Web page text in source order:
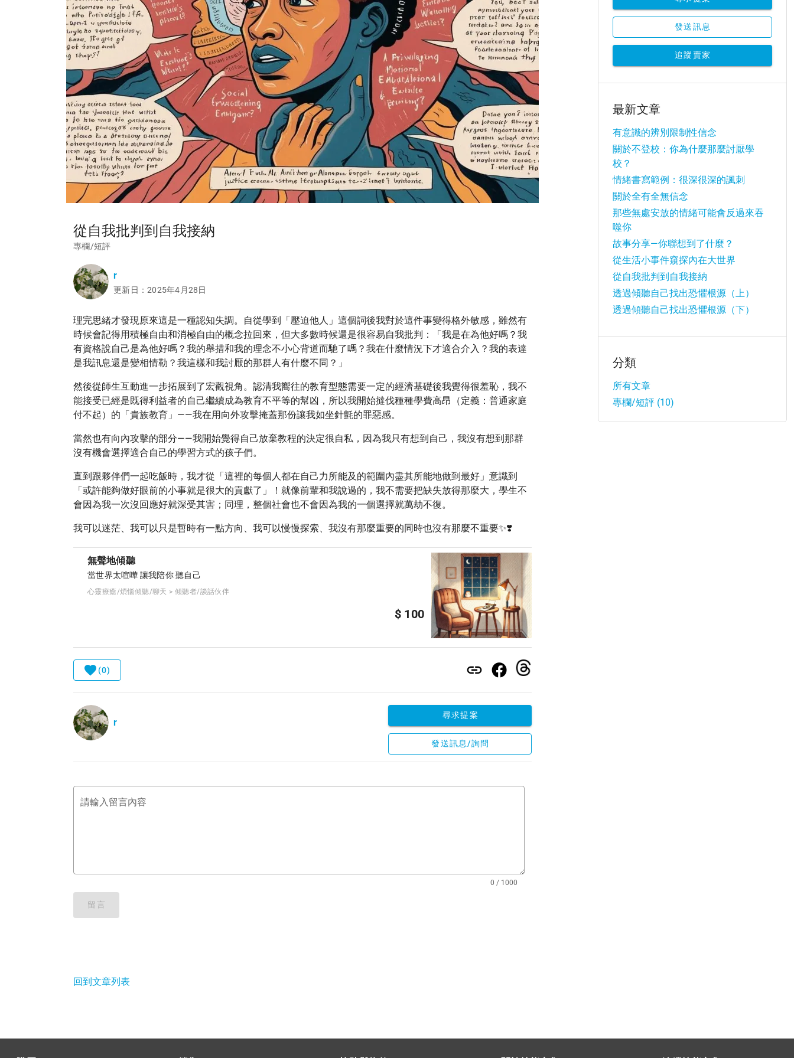
從自我批判到自我接納
專欄/短評
r
更新日：2025年4月28日
理完思緒才發現原來這是一種認知失調。自從學到「壓迫他人」這個詞後我對於這件事變得格外敏感，雖然有
時候會記得用積極自由和消極自由的概念拉回來，但大多數時候還是很容易自我批判：「我是在為他好嗎？我
有資格說自己是為他好嗎？我的舉措和我的理念不小心背道而馳了嗎？我在什麼情況下才適合介入？我的表達
是我訊息還是變相情勒？我這樣和我討厭的那群人有什麼不同？」
然後從師生互動進一步拓展到了宏觀視角。認清我嚮往的教育型態需要一定的經濟基礎後我覺得很羞恥，我不
能接受已經是既得利益者的自己繼續成為教育不平等的幫凶，所以我開始撻伐種種學費高昂（定義：普通家庭
付不起）的「貴族教育」——我在用向外攻擊掩蓋那份讓我如坐針氈的罪惡感。
當然也有向內攻擊的部分——我開始覺得自己放棄教程的決定很自私，因為我只有想到自己，我沒有想到那群
沒有機會選擇適合自己的學習方式的孩子們。
直到跟夥伴們一起吃飯時，我才從「這裡的每個人都在自己力所能及的範圍內盡其所能地做到最好」意識到
「或許能夠做好眼前的小事就是很大的貢獻了」！就像前輩和我說過的，我不需要把缺失放得那麼大，學生不
會因為我一次沒回應好就深受其害；同理，整個社會也不會因為我的一個選擇就萬劫不復。
我可以迷茫、我可以只是暫時有一點方向、我可以慢慢探索、我沒有那麼重要的同時也沒有那麼不重要✨❣️
無聲地傾聽
當世界太喧嘩 讓我陪你 聽自己
心靈療癒/煩惱傾聽/聊天 > 傾聽者/談話伙伴
$ 100
(0)
r
尋求提案
發送訊息/詢問
請輸入留言內容
0 / 1000
留言
回到文章列表
發送訊息
追蹤賣家
最新文章
有意識的辨別限制性信念
關於不登校：你為什麼那麼討厭學
校？
情緒書寫範例：很深很深的諷刺
關於全有全無信念
那些無處安放的情緒可能會反過來吞
噬你
故事分享—你聯想到了什麼？
從生活小事件窺探內在大世界
從自我批判到自我接納
透過傾聽自己找出恐懼根源（上）
透過傾聽自己找出恐懼根源（下）
分類
所有文章
專欄/短評 (10)